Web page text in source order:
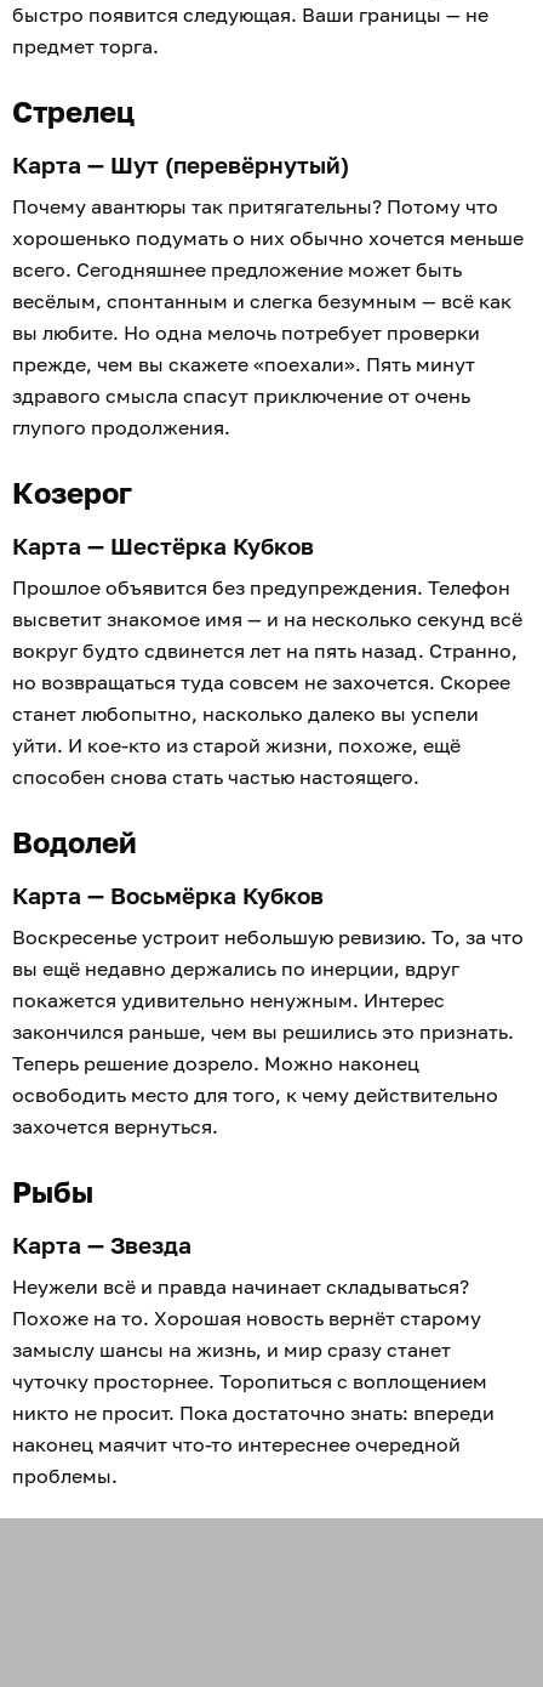
быстро появится следующая. Ваши границы — не
предмет торга.
Стрелец
Карта — Шут (перевёрнутый)
Почему авантюры так притягательны? Потому что
хорошенько подумать о них обычно хочется меньше
всего. Сегодняшнее предложение может быть
весёлым, спонтанным и слегка безумным — всё как
вы любите. Но одна мелочь потребует проверки
прежде, чем вы скажете «поехали». Пять минут
здравого смысла спасут приключение от очень
глупого продолжения.
Козерог
Карта — Шестёрка Кубков
Прошлое объявится без предупреждения. Телефон
высветит знакомое имя — и на несколько секунд всё
вокруг будто сдвинется лет на пять назад. Странно,
но возвращаться туда совсем не захочется. Скорее
станет любопытно, насколько далеко вы успели
уйти. И кое-кто из старой жизни, похоже, ещё
способен снова стать частью настоящего.
Водолей
Карта — Восьмёрка Кубков
Воскресенье устроит небольшую ревизию. То, за что
вы ещё недавно держались по инерции, вдруг
покажется удивительно ненужным. Интерес
закончился раньше, чем вы решились это признать.
Теперь решение дозрело. Можно наконец
освободить место для того, к чему действительно
захочется вернуться.
Рыбы
Карта — Звезда
Неужели всё и правда начинает складываться?
Похоже на то. Хорошая новость вернёт старому
замыслу шансы на жизнь, и мир сразу станет
чуточку просторнее. Торопиться с воплощением
никто не просит. Пока достаточно знать: впереди
наконец маячит что-то интереснее очередной
проблемы.